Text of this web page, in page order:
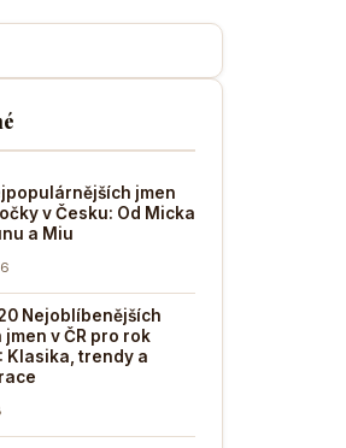
jmen
v Česku: Od Micka
a Miu
Nejoblíbenějších
jmen v ČR pro rok
Klasika, trendy a